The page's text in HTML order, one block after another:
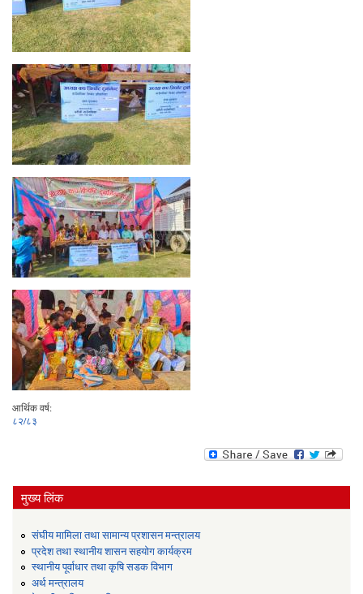
आर्थिक वर्ष:
८२/८३
मुख्य लिंक
संघीय मामिला तथा सामान्य प्रशासन मन्त्रालय
प्रदेश तथा स्थानीय शासन सहयोग कार्यक्रम
स्थानीय पूर्वाधार तथा कृषि सडक विभाग
अर्थ मन्त्रालय